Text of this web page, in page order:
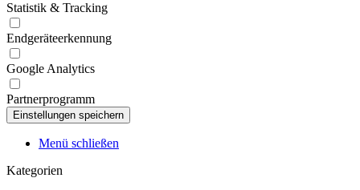
Statistik & Tracking
Endgeräteerkennung
Google Analytics
Partnerprogramm
Menü schließen
Kategorien